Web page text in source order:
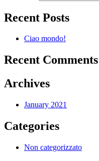
Recent Posts
Ciao mondo!
Recent Comments
Archives
January 2021
Categories
Non categorizzato